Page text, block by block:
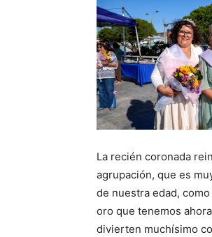
La recién coronada
agrupación, que es
de nuestra edad,
oro que tenemos
divierten muchísimo